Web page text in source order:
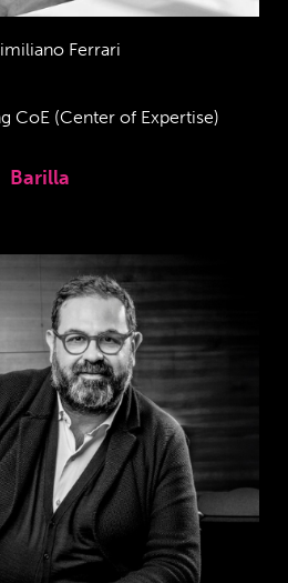
Ferrari
CoE (Center of Expertise)
Barilla